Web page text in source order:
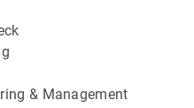
& Management